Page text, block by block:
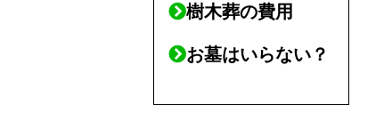
樹木葬の費用
お墓はいらない？